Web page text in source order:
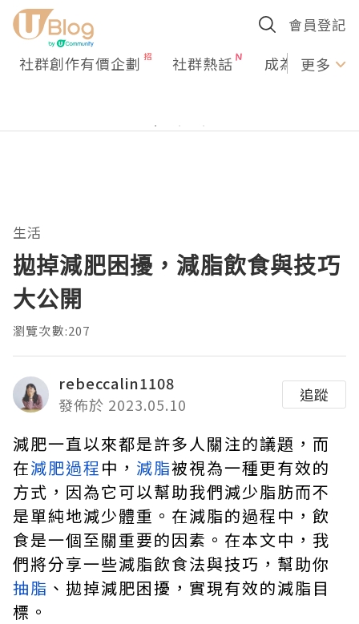
會員登記
社群創作有價企劃 社群熱話 成為U更多
生活
拋掉減肥困擾，減脂飲食與技巧
大公開
瀏覽次數:207
rebeccalin1108
發佈於 2023.05.10
追蹤
減肥一直以來都是許多人關注的議題，而
在減肥過程 中， 減脂被視為一種更有效的
方式，因為它可以幫助我們減少脂肪而不
是單純地減少體重。在減脂的過程中，飲
食是一個至關重要的因素。在本文中，我
們將分享一些減脂飲食法與技巧，幫助你
抽脂 、拋掉減肥困擾，實現有效的減脂目
標。